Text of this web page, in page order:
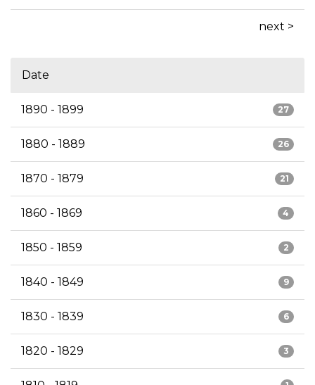
next >
Date
27
1890 - 1899
26
1880 - 1889
21
1870 - 1879
4
1860 - 1869
2
1850 - 1859
9
1840 - 1849
6
1830 - 1839
3
1820 - 1829